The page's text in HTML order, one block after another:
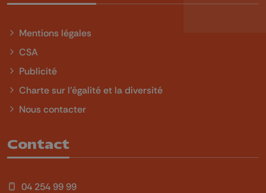
Mentions légales
CSA
Publicité
Charte sur l'égalité et la diversité
Nous contacter
Contact
04 254 99 99